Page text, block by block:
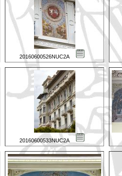
20160600526NUC2A
20160600533NUC2A